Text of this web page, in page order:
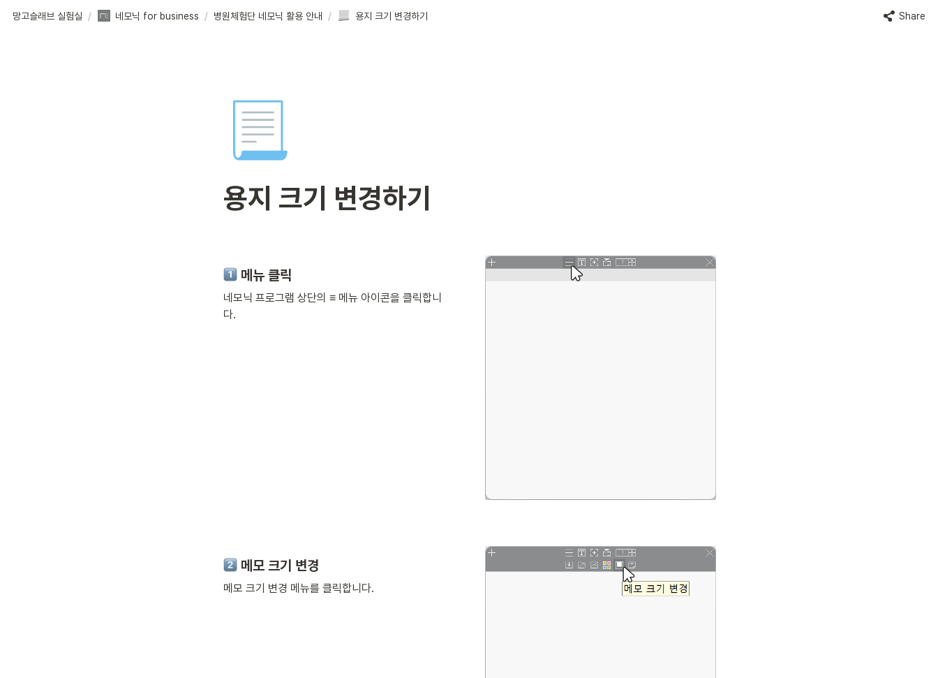
망고슬래브 실험실 / 네모닉 for business / 병원체험단 네모닉 활용 안내 / 용지 크기 변경하기 Share
📃
용지 크기 변경하기
메뉴 클릭
네모닉 프로그램 상단의 ≡ 메뉴 아이콘을 클릭합니
다.
메모 크기 변경
메모 크기 변경 메뉴를 클릭합니다.